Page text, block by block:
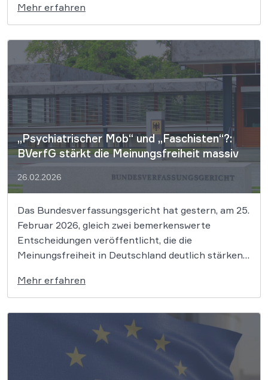
Regierung will die Verordnung in Deutschland nun
ergänzen. Die Bundesregierung hat am 16. Februar
einen Entwurf für […]
Mehr erfahren
„Psychiatrischer Mob“ und „Faschisten“?:
BVerfG stärkt die Meinungsfreiheit massiv
26.02.2026
Das Bundesverfassungsgericht hat gestern, am 25.
Februar 2026, gleich zwei bemerkenswerte
Entscheidungen veröffentlicht, die die
Meinungsfreiheit in Deutschland deutlich stärken.
Äußerungen vorschnell als strafbare Beleidigung
eingeordnet und dabei übersehen, dass selbst
scharfe, polemische Kritik grundrechtlich
geschützt sein kann. Für uns Anwälte und für alle
Mehr erfahren